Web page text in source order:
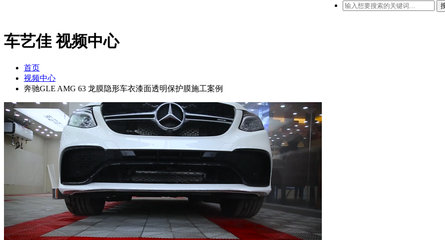
车艺佳 视频中心
首页
视频中心
奔驰GLE AMG 63 龙膜隐形车衣漆面透明保护膜施工案例